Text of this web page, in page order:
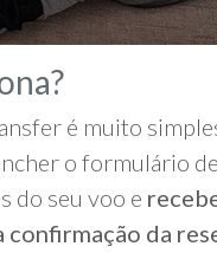
é muito
o formulário
do seu voo e
da